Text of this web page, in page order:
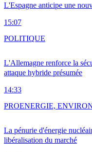
L'Espagne anticipe une
15:07
L'Allemagne renforce la
attaque hybride présumée
14:33
POLITIQUE
La pénurie d'énergie
libéralisation du marché
PROENERGIE,